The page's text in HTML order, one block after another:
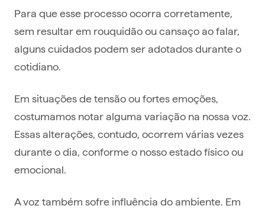
Para que esse processo ocorra corretamente,
sem resultar em rouquidão ou cansaço ao falar,
alguns cuidados podem ser adotados durante o
cotidiano.
Em situações de tensão ou fortes emoções,
costumamos notar alguma variação na nossa voz.
Essas alterações, contudo, ocorrem várias vezes
durante o dia, conforme o nosso estado físico ou
emocional.
A voz também sofre influência do ambiente. Em